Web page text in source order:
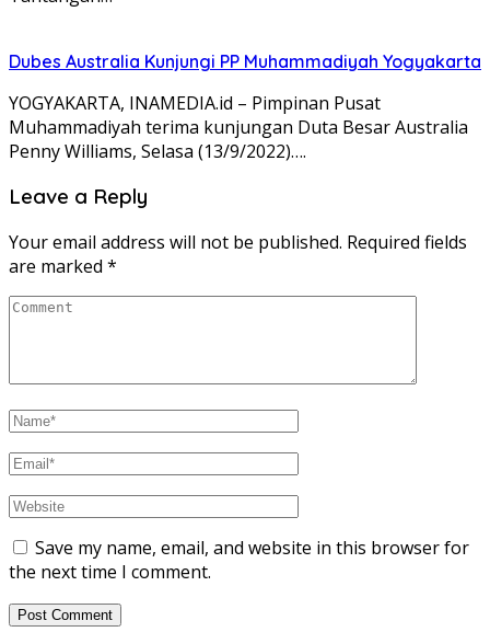
Dubes Australia Kunjungi PP Muhammadiyah Yogyakarta
YOGYAKARTA, INAMEDIA.id – Pimpinan Pusat
Muhammadiyah terima kunjungan Duta Besar Australia
Penny Williams, Selasa (13/9/2022)….
Leave a Reply
Your email address will not be published. Required fields
are marked *
Save my name, email, and website in this browser for
the next time I comment.